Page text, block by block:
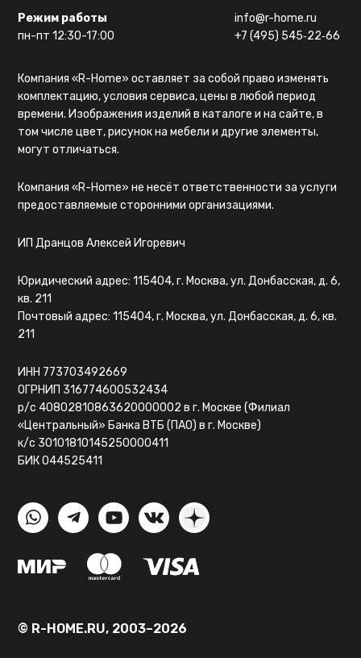
Режим работы
пн-пт 12:30-17:00
info@r-home.ru
+7 (495) 545‑22‑66
Компания «R-Home» оставляет за собой право изменять
комплектацию, условия сервиса, цены в любой период
времени. Изображения изделий в каталоге и на сайте, в
том числе цвет, рисунок на мебели и другие элементы,
могут отличаться.
Компания «R-Home» не несёт ответственности за услуги
предоставляемые сторонними организациями.
ИП Дранцов Алексей Игоревич
Юридический адрес: 115404, г. Москва, ул. Донбасская, д. 6,
кв. 211
Почтовый адрес: 115404, г. Москва, ул. Донбасская, д. 6, кв.
211
ИНН 773703492669
ОГРНИП 316774600532434
р/с 40802810863620000002 в г. Москве (Филиал
«Центральный» Банка ВТБ (ПАО) в г. Москве)
к/с 30101810145250000411
БИК 044525411
© R-HOME.RU, 2003–2026